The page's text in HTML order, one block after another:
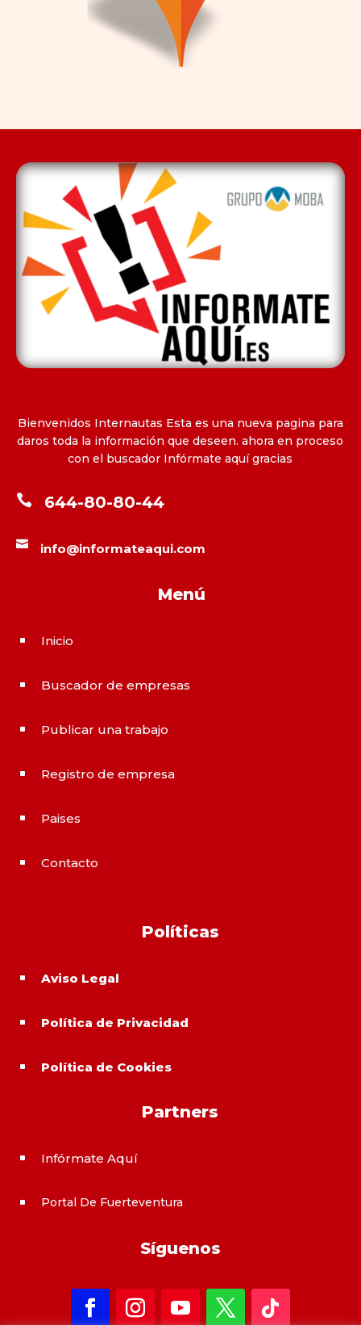
Bienvenidos Internautas Esta es una nueva pagina para
daros toda la información que deseen. ahora en proceso
con el buscador Infórmate aquí gracias
 644-80-80-44
 info@informateaqui.com
Menú
^ Inicio
^ Buscador de empresas
^ Publicar una trabajo
^ Registro de empresa
^ Paises
^ Contacto
Políticas
^ Aviso Legal
^ Política de Privacidad
^ Política de Cookies
Partners
^ Infórmate Aquí
^ Portal De Fuerteventura
Síguenos